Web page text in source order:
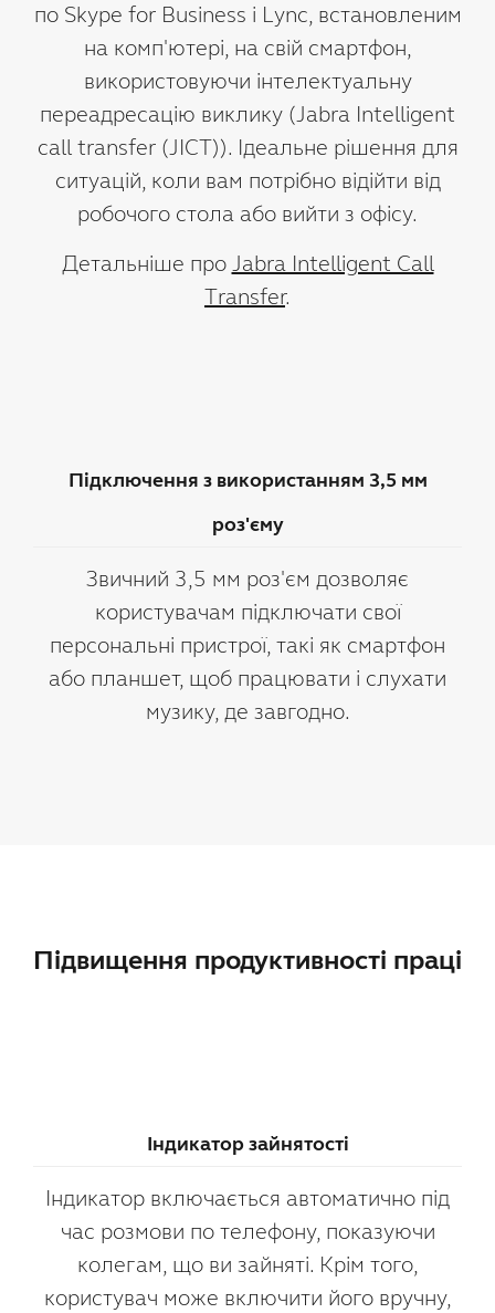
по Skype for Business і Lync, встановленим
на комп'ютері, на свій смартфон,
використовуючи інтелектуальну
переадресацію виклику (Jabra Intelligent
call transfer (JICT)). Ідеальне рішення для
ситуацій, коли вам потрібно відійти від
робочого стола або вийти з офісу.
Детальніше про Jabra Intelligent Call
Transfer.
Підключення з використанням 3,5 мм
роз'єму
Звичний 3,5 мм роз'єм дозволяє
користувачам підключати свої
персональні пристрої, такі як смартфон
або планшет, щоб працювати і слухати
музику, де завгодно.
Підвищення продуктивності праці
Індикатор зайнятості
Індикатор включається автоматично під
час розмови по телефону, показуючи
колегам, що ви зайняті. Крім того,
користувач може включити його вручну,